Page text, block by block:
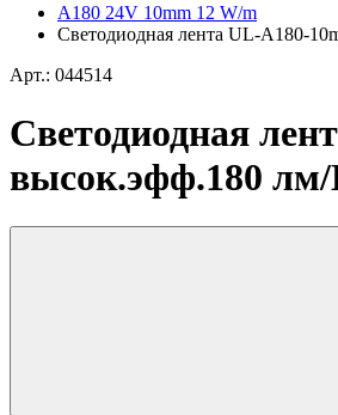
A180 24V 10mm 12 W/m
Светодиодная лента UL-A180-
Арт.: 044514
Светодиодная
высок.эфф.180